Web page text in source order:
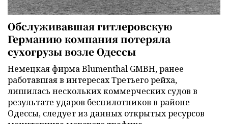
Обслуживавшая гитлеровскую
Германию компания потеряла
сухогрузы возле Одессы
Немецкая фирма Blumenthal GMBH, ранее
работавшая в интересах Третьего рейха,
лишилась нескольких коммерческих судов в
результате ударов беспилотников в районе
Одессы, следует из данных открытых ресурсов